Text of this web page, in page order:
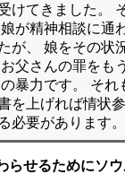
けてきました。
が精神相談に通
が、 娘をその状
父さんの罪をも
暴力です。 それ
を上げれば情状
必要があります。
らせるためにソ